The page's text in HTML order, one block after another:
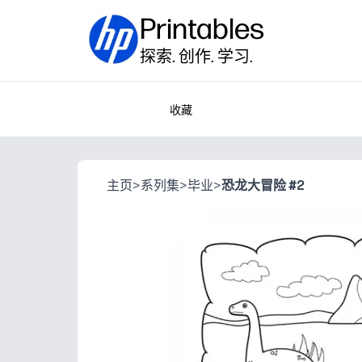
Printables
探索. 创作. 学习.
收藏
主页>系列集>毕业>恐龙大冒险 #2